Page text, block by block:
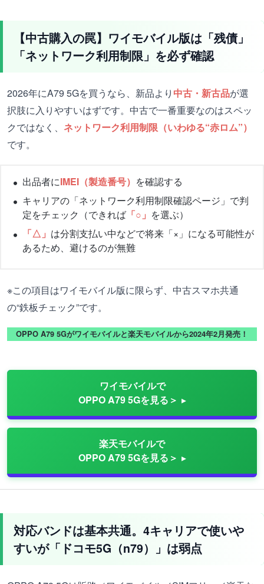
【中古購入の罠】ワイモバイル版は「残債」
「ネットワーク利用制限」を必ず確認
2026年にA79 5Gを買うなら、新品より 中古・新古品が選
択肢に入りやすいはずです。中古で一番重要なのはスペッ
クではなく、 ネットワーク利用制限（いわゆる“赤ロム”）
です。
出品者にIMEI（製造番号） を確認する
キャリアの「ネットワーク利用制限確認ページ」で判
定をチェック（できれば 「○」 を選ぶ）
「△」 は分割支払い中などで将来「×」になる可能性が
あるため、避けるのが無難
※この項目はワイモバイル版に限らず、中古スマホ共通
の“鉄板チェック”です。
OPPO A79 5Gがワイモバイルと楽天モバイルから2024年2月発売！
ワイモバイルで
OPPO A79 5Gを見る＞
楽天モバイルで
OPPO A79 5Gを見る＞
対応バンドは基本共通。4キャリアで使いや
すいが「ドコモ5G（n79）」は弱点